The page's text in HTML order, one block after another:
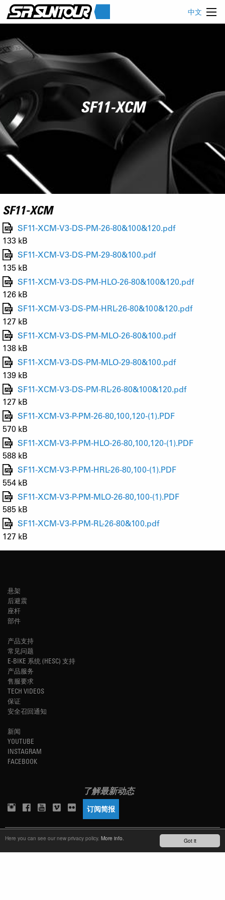
Got it
Here you can see our new privacy policy. More info.
中文
SF11-XCM
SF11-XCM
SF11-XCM-V3-DS-PM-26-80&100&120.pdf
133 kB
SF11-XCM-V3-DS-PM-29-80&100.pdf
135 kB
SF11-XCM-V3-DS-PM-HLO-26-80&100&120.pdf
126 kB
SF11-XCM-V3-DS-PM-HRL-26-80&100&120.pdf
127 kB
SF11-XCM-V3-DS-PM-MLO-26-80&100.pdf
138 kB
SF11-XCM-V3-DS-PM-MLO-29-80&100.pdf
139 kB
SF11-XCM-V3-DS-PM-RL-26-80&100&120.pdf
127 kB
SF11-XCM-V3-P-PM-26-80,100,120-(1).PDF
570 kB
SF11-XCM-V3-P-PM-HLO-26-80,100,120-(1).PDF
588 kB
SF11-XCM-V3-P-PM-HRL-26-80,100-(1).PDF
554 kB
SF11-XCM-V3-P-PM-MLO-26-80,100-(1).PDF
585 kB
SF11-XCM-V3-P-PM-RL-26-80&100.pdf
127 kB
悬架
后避震
座杆
部件
产品支持
常见问题
E-BIKE 系统 (HESC) 支持
产品服务
售服要求
TECH VIDEOS
保证
安全召回通知
新闻
YOUTUBE
INSTAGRAM
FACEBOOK
了解最新动态
订阅简报
REFINED SIMPLICITY